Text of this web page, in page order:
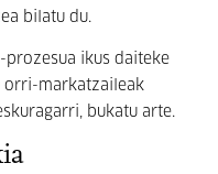
bilatu du.
ikus daiteke
orri-markatzaileak
bukatu arte.